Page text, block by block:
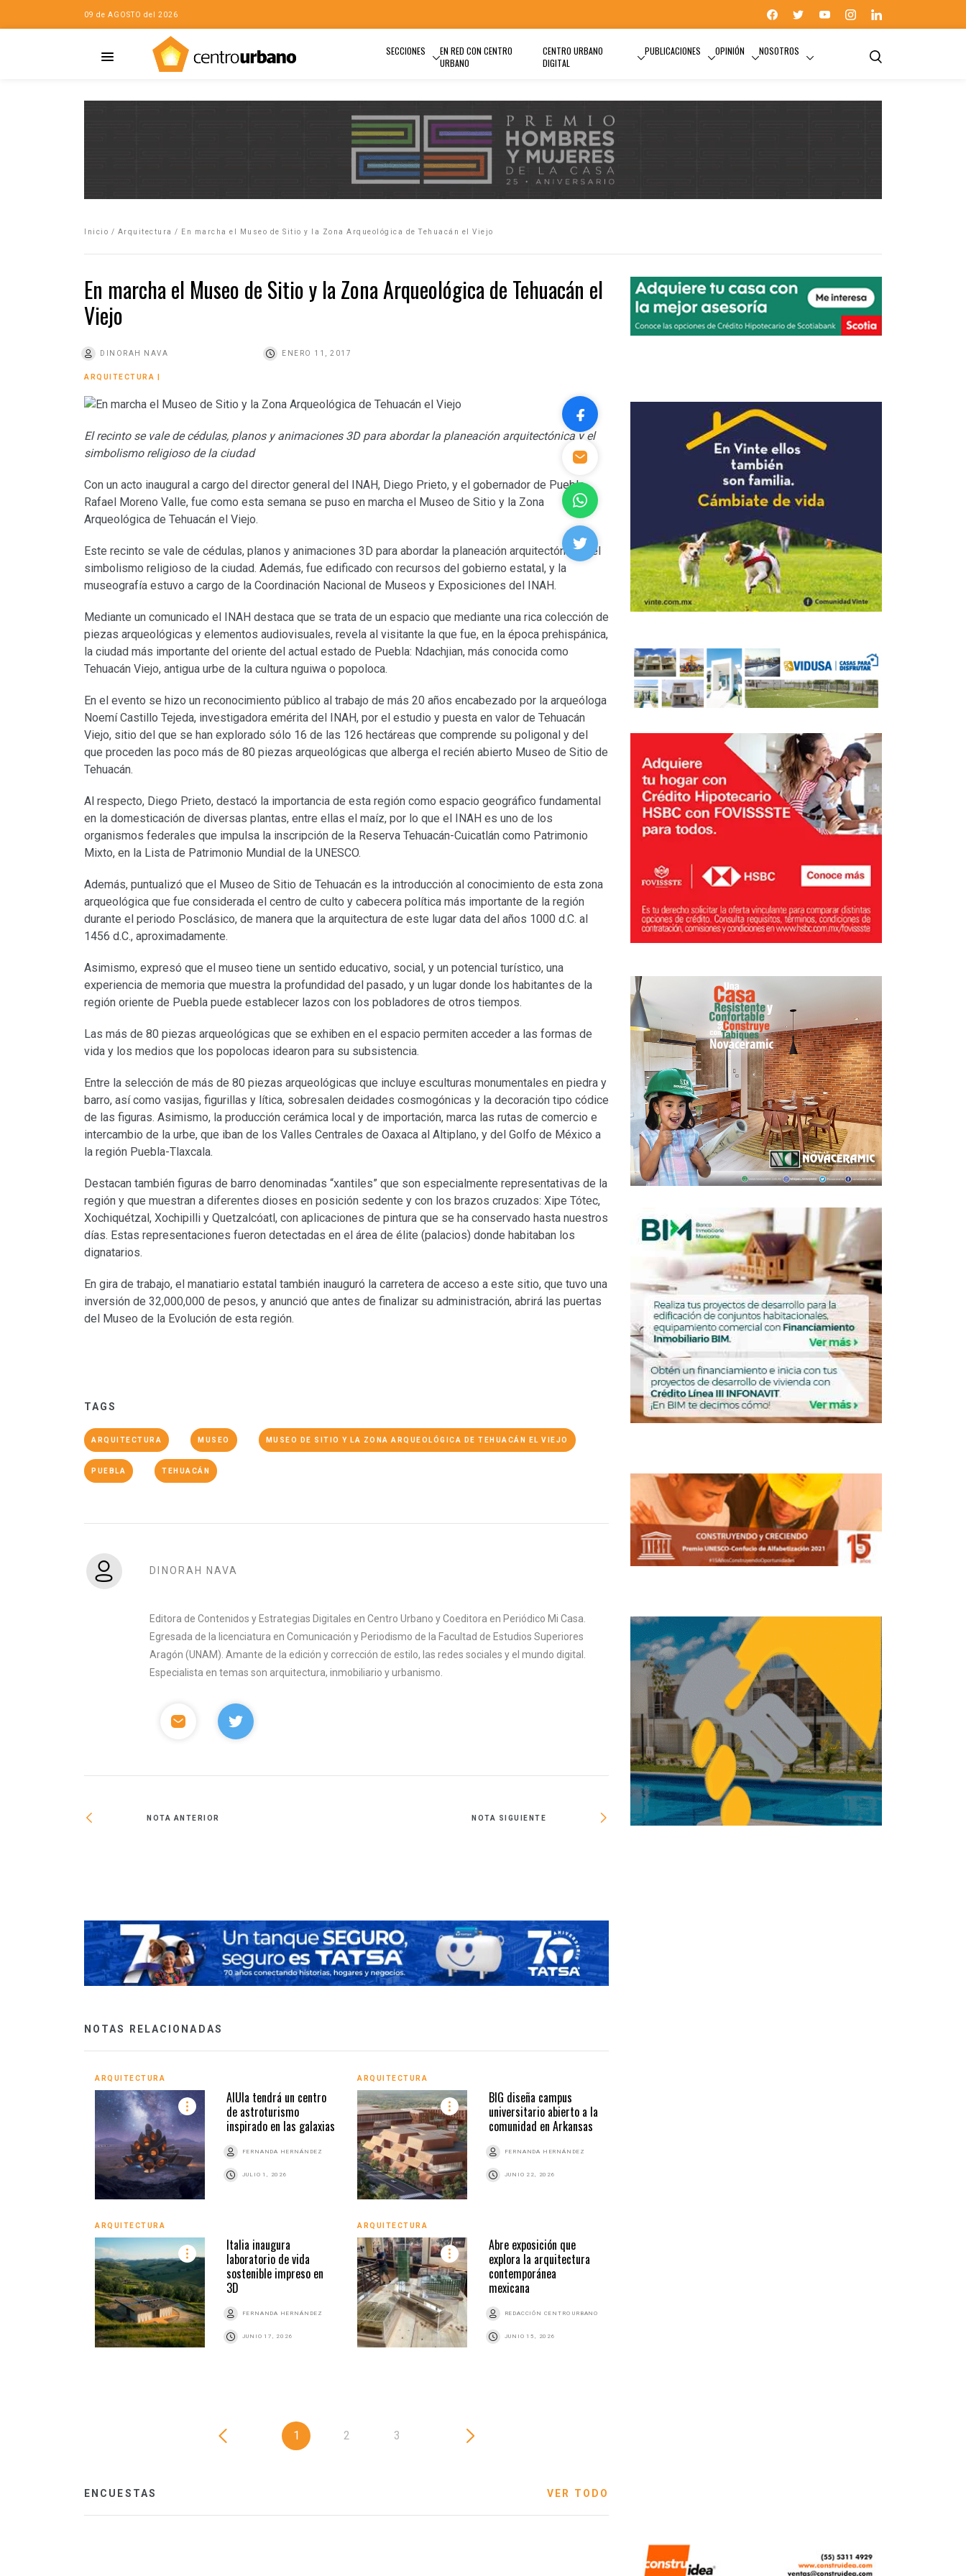
09 de AGOSTO del 2026
SECCIONES
EN RED CON CENTRO
URBANO
CENTRO URBANO
DIGITAL
PUBLICACIONES OPINIÓN NOSOTROS
Inicio / Arquitectura / En marcha el Museo de Sitio y la Zona Arqueológica de Tehuacán el Viejo
En marcha el Museo de Sitio y la Zona Arqueológica de Tehuacán el
Viejo
DINORAH NAVA ENERO 11, 2017
ARQUITECTURA
El recinto se vale de cédulas, planos y animaciones 3D para abordar la planeación arquitectónica y el
simbolismo religioso de la ciudad
Con un acto inaugural a cargo del director general del INAH, Diego Prieto, y el gobernador de Puebla,
Rafael Moreno Valle, fue como esta semana se puso en marcha el Museo de Sitio y la Zona
Arqueológica de Tehuacán el Viejo.
Este recinto se vale de cédulas, planos y animaciones 3D para abordar la planeación arquitectónica y el
simbolismo religioso de la ciudad. Además, fue edificado con recursos del gobierno estatal, y la
museografía estuvo a cargo de la Coordinación Nacional de Museos y Exposiciones del INAH.
Mediante un comunicado el INAH destaca que se trata de un espacio que mediante una rica colección de
piezas arqueológicas y elementos audiovisuales, revela al visitante la que fue, en la época prehispánica,
la ciudad más importante del oriente del actual estado de Puebla: Ndachjian, más conocida como
Tehuacán Viejo, antigua urbe de la cultura nguiwa o popoloca.
En el evento se hizo un reconocimiento público al trabajo de más 20 años encabezado por la arqueóloga
Noemí Castillo Tejeda, investigadora emérita del INAH, por el estudio y puesta en valor de Tehuacán
Viejo, sitio del que se han explorado sólo 16 de las 126 hectáreas que comprende su poligonal y del
que proceden las poco más de 80 piezas arqueológicas que alberga el recién abierto Museo de Sitio de
Tehuacán.
Al respecto, Diego Prieto, destacó la importancia de esta región como espacio geográfico fundamental
en la domesticación de diversas plantas, entre ellas el maíz, por lo que el INAH es uno de los
organismos federales que impulsa la inscripción de la Reserva Tehuacán-Cuicatlán como Patrimonio
Mixto, en la Lista de Patrimonio Mundial de la UNESCO.
Además, puntualizó que el Museo de Sitio de Tehuacán es la introducción al conocimiento de esta zona
arqueológica que fue considerada el centro de culto y cabecera política más importante de la región
durante el periodo Posclásico, de manera que la arquitectura de este lugar data del años 1000 d.C. al
1456 d.C., aproximadamente.
Asimismo, expresó que el museo tiene un sentido educativo, social, y un potencial turístico, una
experiencia de memoria que muestra la profundidad del pasado, y un lugar donde los habitantes de la
región oriente de Puebla puede establecer lazos con los pobladores de otros tiempos.
Las más de 80 piezas arqueológicas que se exhiben en el espacio permiten acceder a las formas de
vida y los medios que los popolocas idearon para su subsistencia.
Entre la selección de más de 80 piezas arqueológicas que incluye esculturas monumentales en piedra y
barro, así como vasijas, figurillas y lítica, sobresalen deidades cosmogónicas y la decoración tipo códice
de las figuras. Asimismo, la producción cerámica local y de importación, marca las rutas de comercio e
intercambio de la urbe, que iban de los Valles Centrales de Oaxaca al Altiplano, y del Golfo de México a
la región Puebla-Tlaxcala.
Destacan también figuras de barro denominadas “xantiles” que son especialmente representativas de la
región y que muestran a diferentes dioses en posición sedente y con los brazos cruzados: Xipe Tótec,
Xochiquétzal, Xochipilli y Quetzalcóatl, con aplicaciones de pintura que se ha conservado hasta nuestros
días. Estas representaciones fueron detectadas en el área de élite (palacios) donde habitaban los
dignatarios.
En gira de trabajo, el manatiario estatal también inauguró la carretera de acceso a este sitio, que tuvo una
inversión de 32,000,000 de pesos, y anunció que antes de finalizar su administración, abrirá las puertas
del Museo de la Evolución de esta región.
TAGS
ARQUITECTURA MUSEO MUSEO DE SITIO Y LA ZONA ARQUEOLÓGICA DE TEHUACÁN EL VIEJO
PUEBLA TEHUACÁN
DINORAH NAVA
Editora de Contenidos y Estrategias Digitales en Centro Urbano y Coeditora en Periódico Mi Casa.
Egresada de la licenciatura en Comunicación y Periodismo de la Facultad de Estudios Superiores
Aragón (UNAM). Amante de la edición y corrección de estilo, las redes sociales y el mundo digital.
Especialista en temas son arquitectura, inmobiliario y urbanismo.
NOTA ANTERIOR NOTA SIGUIENTE
NOTAS RELACIONADAS
ARQUITECTURA
AlUla tendrá un centro
de astroturismo
inspirado en las galaxias
FERNANDA HERNÁNDEZ
JULIO 1, 2026
ARQUITECTURA
BIG diseña campus
universitario abierto a la
comunidad en Arkansas
FERNANDA HERNÁNDEZ
JUNIO 22, 2026
ARQUITECTURA
Italia inaugura
laboratorio de vida
sostenible impreso en
3D
FERNANDA HERNÁNDEZ
JUNIO 17, 2026
ARQUITECTURA
Abre exposición que
explora la arquitectura
contemporánea
mexicana
REDACCIÓN CENTRO URBANO
JUNIO 15, 2026
1 2 3
ENCUESTAS VER TODO